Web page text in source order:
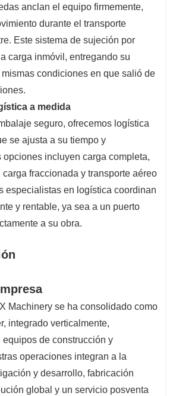
anclan el equipo firmemente,
durante el transporte
Este sistema de sujeción por
carga inmóvil, entregando su
condiciones en que salió de
a medida
seguro, ofrecemos logística
se ajusta a su tiempo y
opciones incluyen carga completa,
fraccionada y transporte aéreo
especialistas en logística coordinan
y rentable, ya sea a un puerto
a su obra.
Machinery se ha consolidado como
integrado verticalmente,
de construcción y
operaciones integran a la
y desarrollo, fabricación
global y un servicio posventa